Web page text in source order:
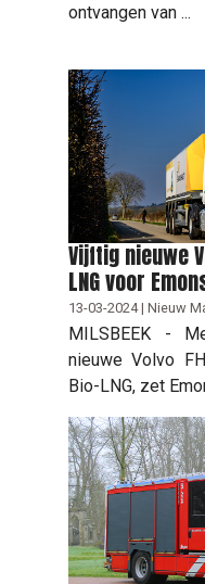
ontvangen van ...
Vijftig nieuwe
LNG voor
13-03-2024 | Nieuw
MILSBEEK -
nieuwe Volvo
Bio-LNG, zet